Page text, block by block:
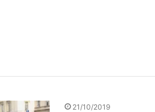
21/10/2019